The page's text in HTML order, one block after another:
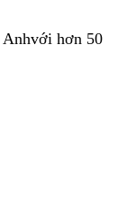
Anhvới hơn 50